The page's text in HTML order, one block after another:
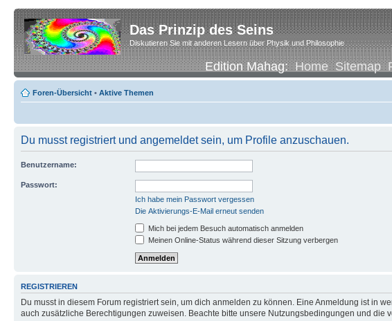
Das Prinzip des Seins
Diskutieren Sie mit anderen Lesern über Physik und Philosophie
Edition Mahag:Home Sitemap
Foren-Übersicht • Aktive Themen
Du musst registriert und angemeldet sein, um Profile anzuschauen.
Benutzername:
Passwort:
Ich habe mein Passwort vergessen
Die Aktivierungs-E-Mail erneut senden
Mich bei jedem Besuch automatisch anmelden
Meinen Online-Status während dieser Sitzung verbergen
REGISTRIEREN
Du musst in diesem Forum registriert sein, um dich anmelden zu können. Eine Anmeldung ist in
auch zusätzliche Berechtigungen zuweisen. Beachte bitte unsere Nutzungsbedingungen und